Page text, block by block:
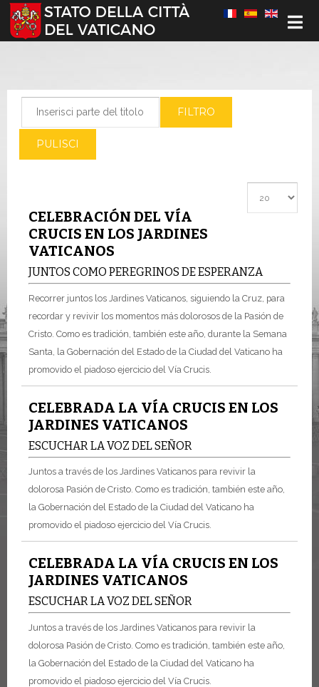
Seleziona la tua lingua
FILTRO
PULISCI
CELEBRACIÓN DEL VÍA
CRUCIS EN LOS JARDINES
VATICANOS
JUNTOS COMO PEREGRINOS DE ESPERANZA
Recorrer juntos los Jardines Vaticanos, siguiendo la Cruz, para
recordar y revivir los momentos más dolorosos de la Pasión de
Cristo. Como es tradición, también este año, durante la Semana
Santa, la Gobernación del Estado de la Ciudad del Vaticano ha
promovido el piadoso ejercicio del Vía Crucis.
CELEBRADA LA VÍA CRUCIS EN LOS
JARDINES VATICANOS
ESCUCHAR LA VOZ DEL SEÑOR
Juntos a través de los Jardines Vaticanos para revivir la
dolorosa Pasión de Cristo. Como es tradición, también este año,
la Gobernación del Estado de la Ciudad del Vaticano ha
promovido el piadoso ejercicio del Vía Crucis.
CELEBRADA LA VÍA CRUCIS EN LOS
JARDINES VATICANOS
ESCUCHAR LA VOZ DEL SEÑOR
Juntos a través de los Jardines Vaticanos para revivir la
dolorosa Pasión de Cristo. Como es tradición, también este año,
la Gobernación del Estado de la Ciudad del Vaticano ha
promovido el piadoso ejercicio del Vía Crucis.